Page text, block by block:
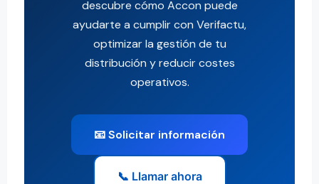
descubre cómo Accon puede
ayudarte a cumplir con Verifactu,
optimizar la gestión de tu
distribución y reducir costes
operativos.
📧 Solicitar información
📞 Llamar ahora